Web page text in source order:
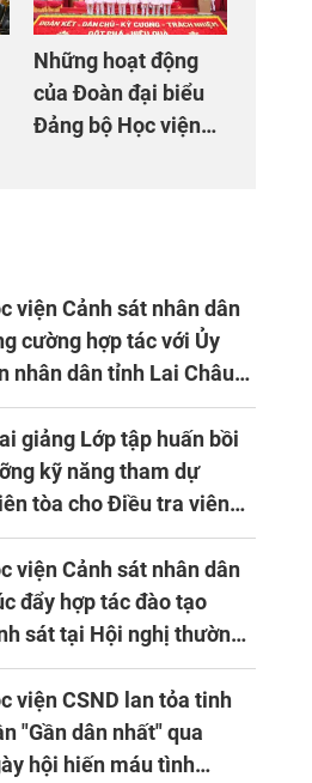
Những hoạt động
của Đoàn đại biểu
Đảng bộ Học viện
- 2030
viện Cảnh sát nhân dân
cường hợp tác với Ủy
nhân dân tỉnh Lai Châu
dụng khoa học công
trong lĩnh vực đấu tranh
chống tội phạm
giảng Lớp tập huấn bồi
kỹ năng tham dự
tòa cho Điều tra viên
1 năm 2026
viện Cảnh sát nhân dân
đẩy hợp tác đào tạo
sát tại Hội nghị thường
lần thứ 10 của Hiệp hội
viện CSND lan tỏa tinh
"Gần dân nhất" qua
hội hiến máu tình